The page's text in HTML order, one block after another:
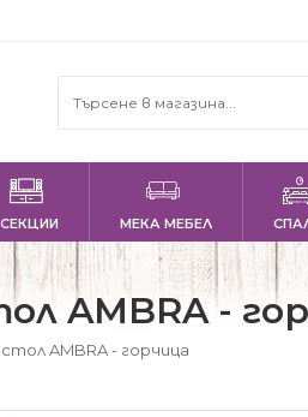
СЕКЦИИ МЕКА МЕБЕЛ
AMBRA - горчица
AMBRA -